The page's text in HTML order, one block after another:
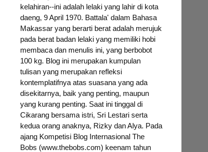
kelahiran--ini adalah lelaki yang lahir di kota
daeng, 9 April 1970. Battala' dalam Bahasa
Makassar yang berarti berat adalah merujuk
pada berat badan lelaki yang memiliki hobi
membaca dan menulis ini, yang berbobot
100 kg. Blog ini merupakan kumpulan
tulisan yang merupakan refleksi
kontemplatifnya atas suasana yang ada
disekitarnya, baik yang penting, maupun
yang kurang penting. Saat ini tinggal di
Cikarang bersama istri, Sri Lestari serta
kedua orang anaknya, Rizky dan Alya. Pada
ajang Kompetisi Blog Internasional The
Bobs (www.thebobs.com) keenam tahun